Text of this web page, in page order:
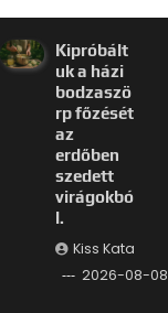
Kipróbált
uk a házi
bodzaszö
rp főzését
az
erdőben
szedett
virágokbó
l.
Kiss Kata
2026-08-08